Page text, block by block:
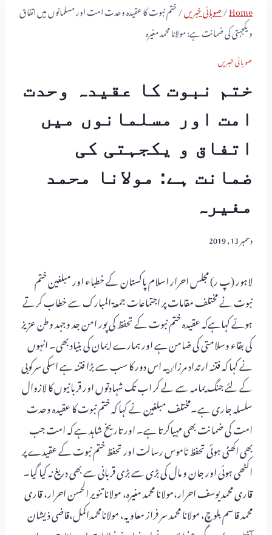
Home
/صوبائی خبریں/ختم نبوت کا عقیدہ وحدت امت اور مسلمانوں میں اتفاق
و یکجہتی کی ضمانت ہے: مولانا محمد مغیرہ
صوبائی خبریں
ختم نبوت کا عقیدہ وحدت
امت اور مسلمانوں میں
اتفاق و یکجہتی کی
ضمانت ہے: مولانا محمد
مغیرہ
دسمبر 13, 2019
لاہور (پ ر) مجلس احرار اسلام پاکستان کے خطباء اور مبلغین ختم
نبوت نے مختلف مقامات پر اجتماعات جمعۃ المبارک سے خطاب کرتے
ہوئے کہاہےکہ عقیدہ ختم نبوت کے تحفظ کی پور امن جد وجہد وطن عزیز
کی بقاء وسلامتی کی ضامن ہے اور ہمارے ایمان کی بنیاد بھی۔ انہوں
نے کہا کہ فتنہ ارتداد مرزاٸیہ اس دور کا سب سے بڑا فتنہ ہے اسکی سرکوبی
کے لئے جنگ یمامہ سے لے کر اب تک شہادتوں اور قربانیوں کا لازوال
سلسلہ جاری ہے۔مختلف مبلغین نے کہا کہ ختم نبوت کا عقیدہ وحدت
امت کی ضمانت بھی مہیاکرتا ہے۔ اور تاریخ شاہد ہے کہ امت جب
بھی اکھٹی ہوئی تحفظ ناموس رسالت اور تحفظ ختم نبوت کے عقیدے پر
اکٹھی ہوئی اور جان و مال کی بڑی سے بڑی قربانی سے بھی دریغ نہ کیا گیا۔
قاری محمد یوسف احرار،مولانا محمد مغیرہ، مولانا تنویر الحسن احرار، قاری
محمد قاسم بلوچ، مولانا محمد سر فراز معاویہ، مولانامحمداکمل،قاضی ذیشان